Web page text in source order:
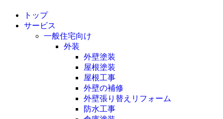
トップ
サービス
一般住宅向け
外装
外壁塗装
屋根塗装
屋根工事
外壁の補修
外壁張り替えリフォーム
防水工事